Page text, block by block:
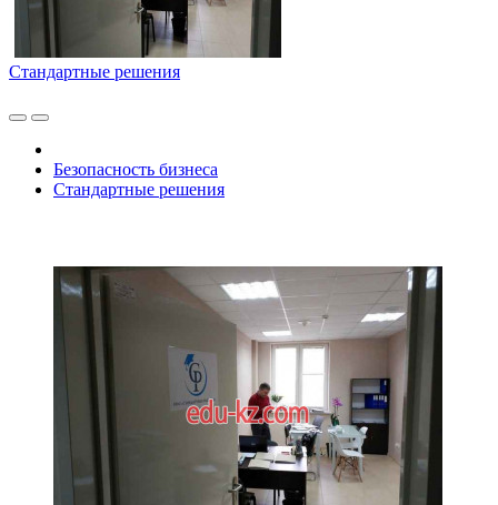
Стандартные решения
Безопасность бизнеса
Стандартные решения